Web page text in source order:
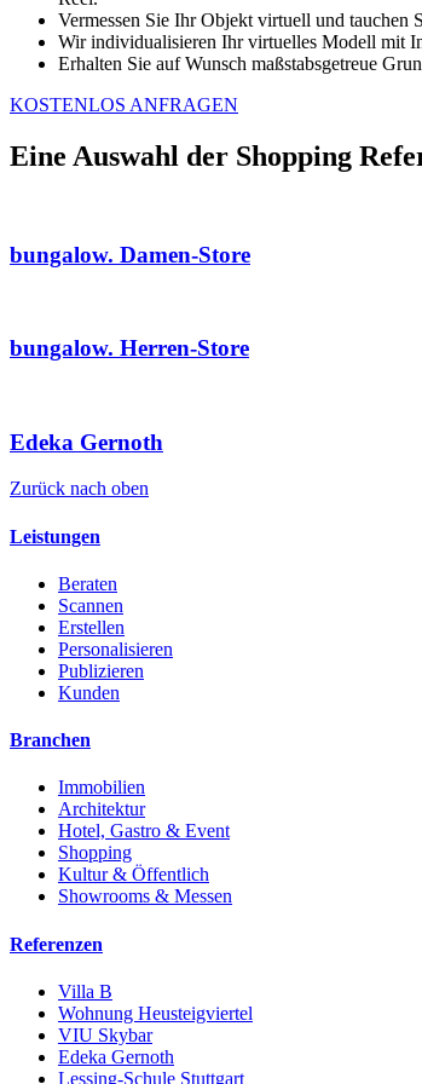
Vermessen Sie Ihr Objekt virtuell und
Wir individualisieren Ihr virtuelles Modell mit
Erhalten Sie auf Wunsch maßstabsgetreue
KOSTENLOS ANFRAGEN
Eine Auswahl der Shopping
bungalow. Damen-Store
bungalow. Herren-Store
Edeka Gernoth
Zurück nach oben
Leistungen
Beraten
Scannen
Erstellen
Personalisieren
Publizieren
Kunden
Branchen
Immobilien
Architektur
Hotel, Gastro & Event
Shopping
Kultur & Öffentlich
Showrooms & Messen
Referenzen
Villa B
Wohnung Heusteigviertel
VIU Skybar
Edeka Gernoth
Lessing-Schule Stuttgart